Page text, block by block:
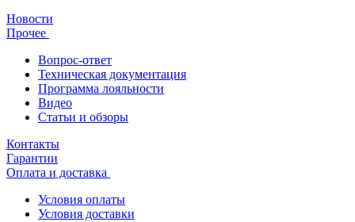
Новости
Прочее
Вопрос-ответ
Техническая документация
Программа лояльности
Видео
Статьи и обзоры
Контакты
Гарантии
Оплата и доставка
Условия оплаты
Условия доставки